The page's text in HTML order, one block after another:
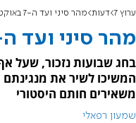
ערוץ 7 דעות מהר סיני ועד ה-7 באוקטובר
מהר סיני ועד ה-7
בחג שבועות נזכור, שעל
המשיכו לשיר את מנגינתם
משאירים חותם היסטורי
שמעון רפאלי